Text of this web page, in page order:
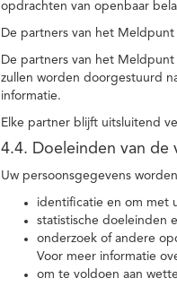
opdrachten van openbaar
De partners van het
De partners van het
zullen worden doorgestuurd
informatie.
Elke partner blijft uitsluitend
4.4. Doeleinden van de
Uw persoonsgegevens
identificatie en om met
statistische doeleinden
onderzoek of andere
Voor meer informatie
om te voldoen aan